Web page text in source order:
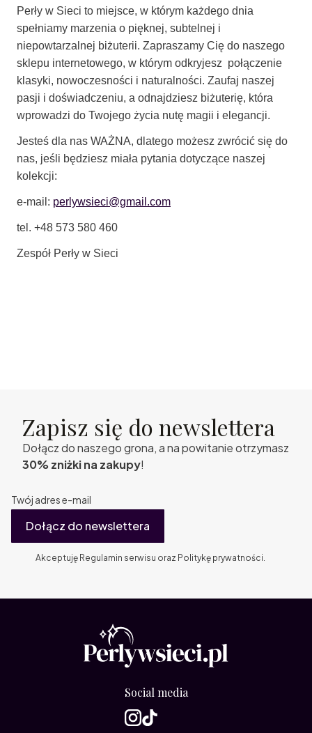
Perły w Sieci to miejsce, w którym każdego dnia
spełniamy marzenia o pięknej, subtelnej i
niepowtarzalnej biżuterii. Zapraszamy Cię do naszego
sklepu internetowego, w którym odkryjesz połączenie
klasyki, nowoczesności i naturalności. Zaufaj naszej
pasji i doświadczeniu, a odnajdziesz biżuterię, która
wprowadzi do Twojego życia nutę magii i elegancji.
Jesteś dla nas WAŻNA, dlatego możesz zwrócić się do
nas, jeśli będziesz miała pytania dotyczące naszej
kolekcji:
e-mail: perlywsieci@gmail.com
tel. +48 573 580 460
Zespół Perły w Sieci
Zapisz się do newslettera
Dołącz do naszego grona, a na powitanie otrzymasz
30% zniżki na zakupy!
Twój adres e-mail
Dołącz do newslettera
Akceptuję Regulamin serwisu oraz Politykę prywatności.
Social media